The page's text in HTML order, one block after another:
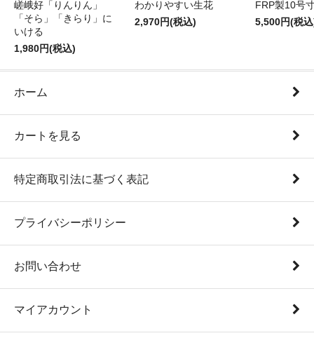
嵯峨好「りんりん」
「そら」「きらり」に
いける
1,980円(税込)
わかりやすい生花
2,970円(税込)
FRP製10号
5,500円(税
ホーム
カートを見る
特定商取引法に基づく表記
プライバシーポリシー
お問い合わせ
マイアカウント